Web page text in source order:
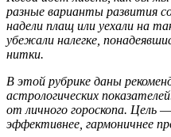
разные варианты развития
надели плащ или уехали на
убежали налегке,
нитки.
В этой рубрике даны
астрологических
от личного гороскопа. Цель
эффективнее, гармоничнее